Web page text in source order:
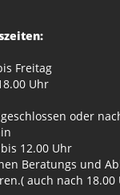
Freitag
Uhr
oder
12.00 Uhr
Beratungs und
auch nach